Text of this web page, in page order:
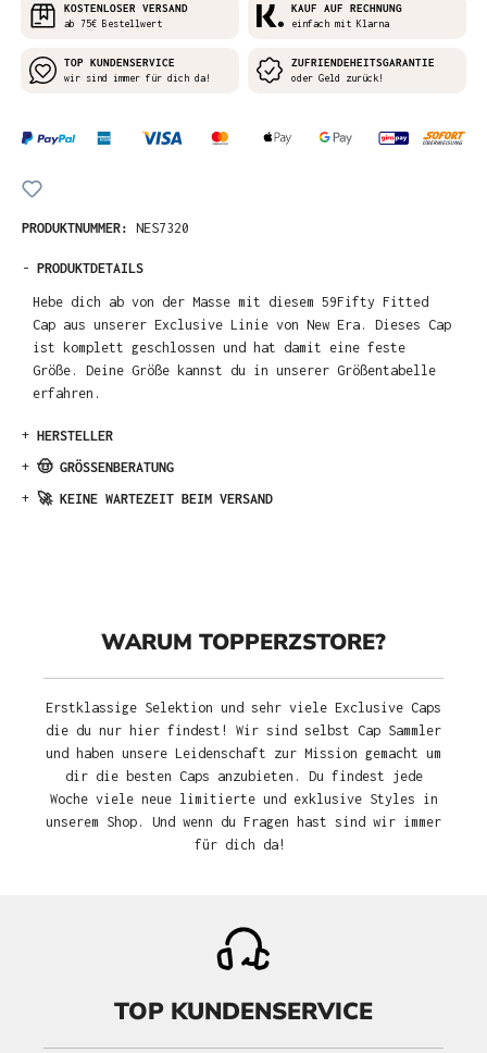
KOSTENLOSER VERSAND
ab 75€ Bestellwert
KAUF AUF RECHNUNG
einfach mit Klarna
TOP KUNDENSERVICE
wir sind immer für dich da!
ZUFRIENDEHEITSGARANTIE
oder Geld zurück!
PRODUKTNUMMER: NES7320
- PRODUKTDETAILS
Hebe dich ab von der Masse mit diesem 59Fifty Fitted
Cap aus unserer Exclusive Linie von New Era. Dieses Cap
ist komplett geschlossen und hat damit eine feste
Größe. Deine Größe kannst du in unserer Größentabelle
erfahren.
+ HERSTELLER
+ 🤠 GRÖSSENBERATUNG
+ 🚀 KEINE WARTEZEIT BEIM VERSAND
WARUM TOPPERZSTORE?
Erstklassige Selektion und sehr viele Exclusive Caps
die du nur hier findest! Wir sind selbst Cap Sammler
und haben unsere Leidenschaft zur Mission gemacht um
dir die besten Caps anzubieten. Du findest jede
Woche viele neue limitierte und exklusive Styles in
unserem Shop. Und wenn du Fragen hast sind wir immer
für dich da!
TOP KUNDENSERVICE